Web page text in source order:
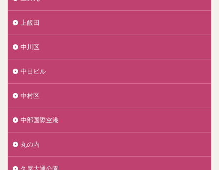
上飯田
中川区
中日ビル
中村区
中部国際空港
丸の内
久屋大通公園